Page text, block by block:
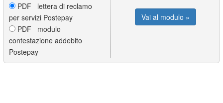
PDF lettera di reclamo
per servizi Postepay
PDF modulo
contestazione addebito
Postepay
Vai al modulo »